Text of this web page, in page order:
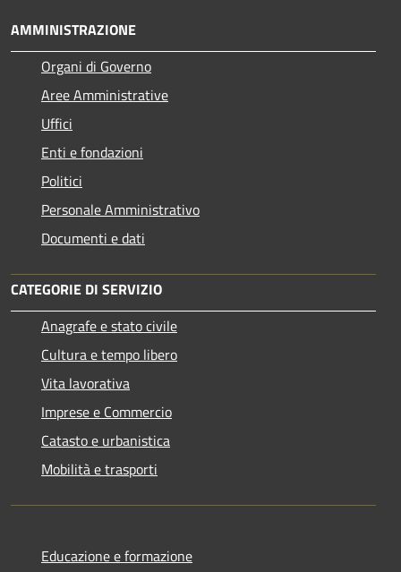
AMMINISTRAZIONE
Organi di Governo
Aree Amministrative
Uffici
Enti e fondazioni
Politici
Personale Amministrativo
Documenti e dati
CATEGORIE DI SERVIZIO
Anagrafe e stato civile
Cultura e tempo libero
Vita lavorativa
Imprese e Commercio
Catasto e urbanistica
Mobilità e trasporti
Educazione e formazione